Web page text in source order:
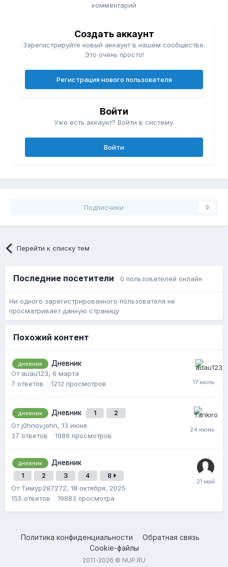
комментарий
Создать аккаунт
Зарегистрируйте новый аккаунт в нашем сообществе.
Это очень просто!
Регистрация нового пользователя
Войти
Уже есть аккаунт? Войти в систему.
Войти
Подписчики 0
Перейти к списку тем
Последние посетители 0 пользователей онлайн
Ни одного зарегистрированного пользователя не
просматривает данную страницу
Похожий контент
дневник
Дневник
От auau123, 6 марта
7 ответов 1212 просмотров
дневник Дневник 1 2
От j0hnov.john, 13 июня
37 ответов 1989 просмотров
дневник Дневник
1 2 3 4 8
От Тимур287272, 18 октября, 2025
155 ответов 19883 просмотра
Политика конфиденциальности
Обратная связь
Cookie-файлы
2011-2026 © NUP.RU